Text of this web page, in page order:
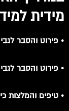
מידית
• פירוט והסבר
• פירוט והסבר
• טיפים והמלצות